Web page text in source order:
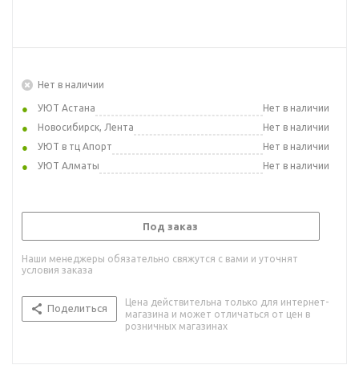
Нет в наличии
УЮТ Астана
Нет в наличии
Новосибирск, Лента
Нет в наличии
УЮТ в тц Апорт
Нет в наличии
УЮТ Алматы
Нет в наличии
Под заказ
Наши менеджеры обязательно свяжутся с вами и уточнят
условия заказа
Поделиться
Цена действительна только для интернет-
магазина и может отличаться от цен в
розничных магазинах